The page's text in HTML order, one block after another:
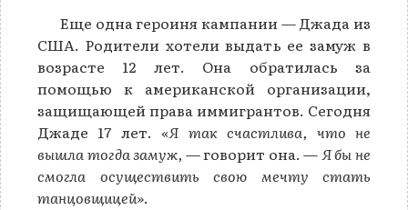
Еще одна героиня кампании — Джада из
США. Родители хотели выдать ее замуж в
возрасте 12 лет. Она обратилась за
помощью к американской организации,
защищающей права иммигрантов. Сегодня
Джаде 17 лет. «Я так счастлива, что не
вышла тогда замуж, — говорит она. —Я бы не
смогла осуществить свою мечту стать
танцовщицей».